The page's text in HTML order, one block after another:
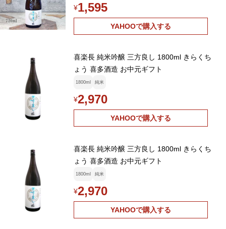
¥1,595
YAHOOで購入する
喜楽長 純米吟醸 三方良し 1800ml きらくち
ょう 喜多酒造 お中元ギフト
1800ml 純米
¥2,970
YAHOOで購入する
喜楽長 純米吟醸 三方良し 1800ml きらくち
ょう 喜多酒造 お中元ギフト
1800ml 純米
¥2,970
YAHOOで購入する